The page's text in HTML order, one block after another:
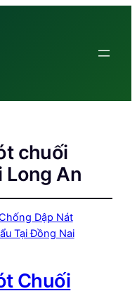
chuối
Long An
Chuối